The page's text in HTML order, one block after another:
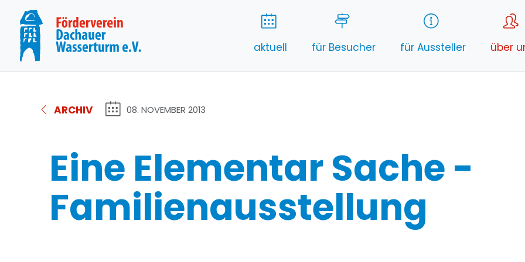
aktuell für Besucher für Aussteller über
ARCHIV 08. NOVEMBER 2013
Eine Elementar Sache -
Familienausstellung